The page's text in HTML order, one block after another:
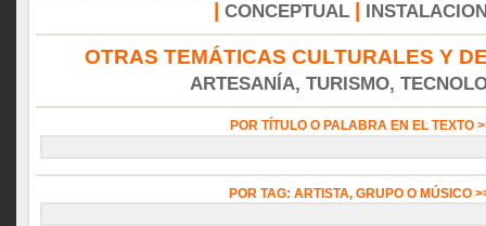
CONCEPTUAL
OTRAS TEMÁTICAS CULTURALES Y
ARTESANÍA, TURISMO,
POR TÍTULO O PALABRA EN EL TEXTO
POR TAG: ARTISTA, GRUPO O MÚSICO